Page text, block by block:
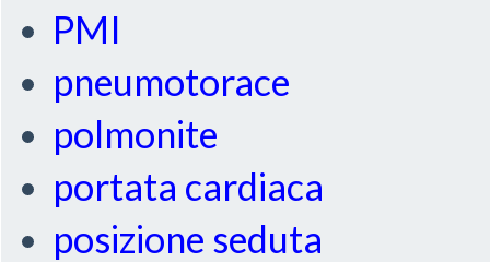
PMI
pneumotorace
polmonite
portata cardiaca
posizione seduta